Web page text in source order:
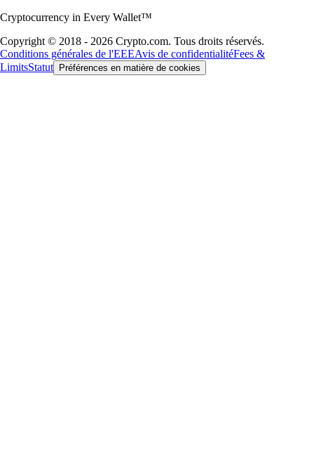
Cryptocurrency in Every Wallet™
Copyright © 2018 - 2026 Crypto.com. Tous droits réservés.
Conditions générales de l'EEEAvis de confidentialitéFees &
LimitsStatut Préférences en matière de cookies